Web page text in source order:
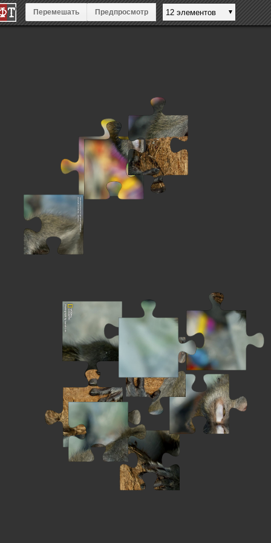
Перемешать Предпросмотр